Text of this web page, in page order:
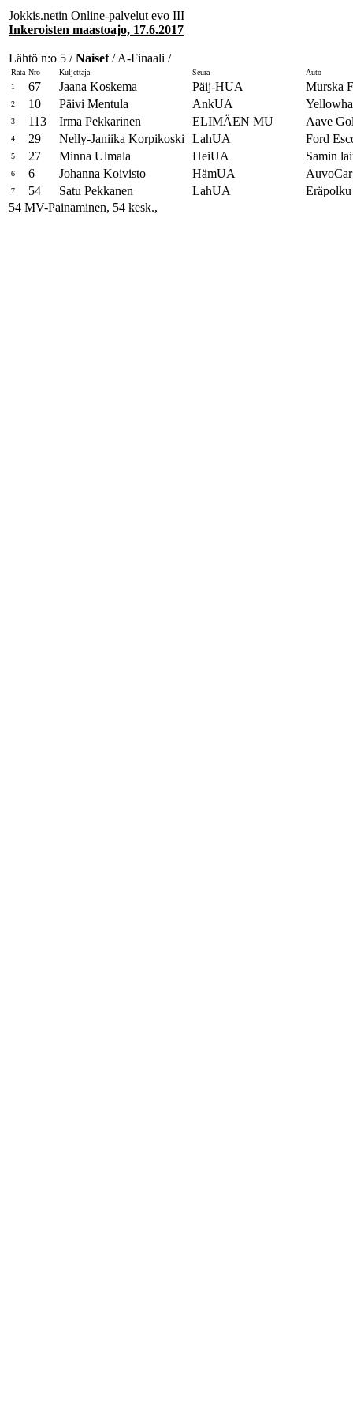
Jokkis.netin Online-palvelut evo III
Inkeroisten maastoajo, 17.6.2017
Lähtö n:o 5 /Naiset / A-Finaali /
Rata Nro Kuljettaja Seura
Auto
1
67 Jaana Koskema Päij-HUA Murska
2 10 Päivi Mentula AnkUA
3 113 Irma Pekkarinen ELIMÄEN MU Aave
4 29 Nelly-Janiika Korpikoski LahUA Ford
5 27 Minna Ulmala HeiUA Samin
6 6 Johanna Koivisto HämUA
7 54 Satu Pekkanen LahUA
54 MV-Painaminen, 54 kesk.,